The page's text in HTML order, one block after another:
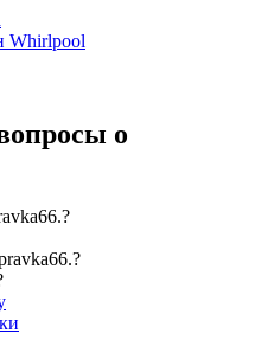
Whirlpool
о